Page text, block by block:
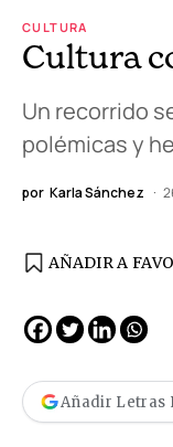
CULTURA
Cultura
Un recorrido
polémicas y
por Karla Sánchez
AÑADIR A
Añadir Letras